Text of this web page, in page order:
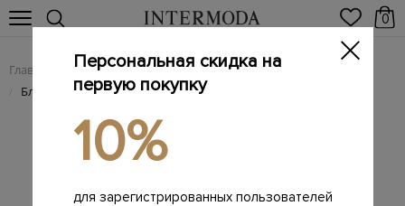
0
Главная Женщинам / Женская одежда / Женские блузы
/ Блуза из гладкого шелка с флористическим мотивом пейсли
Персональная скидка на
первую покупку
10%
для зарегистрированных пользователей